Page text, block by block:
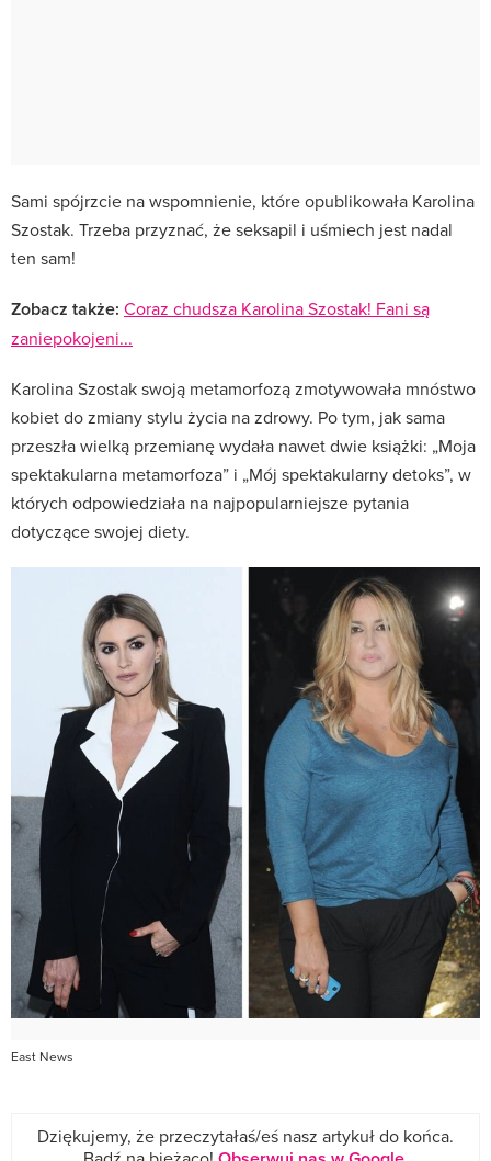
Sami spójrzcie na wspomnienie, które opublikowała Karolina
Szostak. Trzeba przyznać, że seksapil i uśmiech jest nadal
ten sam!
Zobacz także: Coraz chudsza Karolina Szostak! Fani są
zaniepokojeni...
Karolina Szostak swoją metamorfozą zmotywowała mnóstwo
kobiet do zmiany stylu życia na zdrowy. Po tym, jak sama
przeszła wielką przemianę wydała nawet dwie książki: „Moja
spektakularna metamorfoza” i „Mój spektakularny detoks”, w
których odpowiedziała na najpopularniejsze pytania
dotyczące swojej diety.
East News
Dziękujemy, że przeczytałaś/eś nasz artykuł do końca.